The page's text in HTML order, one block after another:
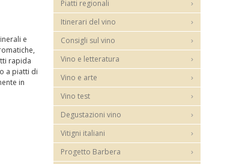
e
rapida
a piatti di
in
Piatti regionali
Itinerari del vino
Consigli sul vino
Vino e letteratura
Vino e arte
Vino test
Degustazioni vino
Vitigni italiani
Progetto Barbera